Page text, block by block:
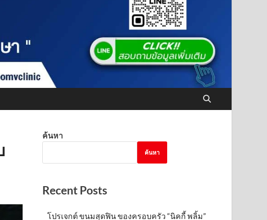
ค้นหา
ค้นหา
Recent Posts
โปรเจกต์ ขนมสุดฟิน ของครอบครัว “นิคกี้ พลิ้ม”